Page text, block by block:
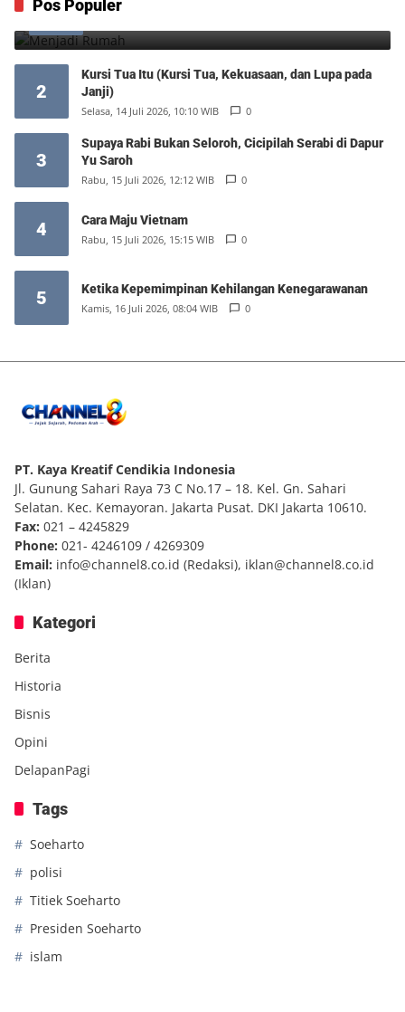
Pos Populer
1
2
Kursi Tua Itu (Kursi Tua, Kekuasaan, dan Lupa pada
Janji)
Selasa, 14 Juli 2026, 10:10 WIB 0
3
Supaya Rabi Bukan Seloroh, Cicipilah Serabi di Dapur
Yu Saroh
Rabu, 15 Juli 2026, 12:12 WIB 0
4 Cara Maju Vietnam
Rabu, 15 Juli 2026, 15:15 WIB 0
5 Ketika Kepemimpinan Kehilangan Kenegarawanan
Kamis, 16 Juli 2026, 08:04 WIB 0
PT. Kaya Kreatif Cendikia Indonesia
Jl. Gunung Sahari Raya 73 C No.17 – 18. Kel. Gn. Sahari
Selatan. Kec. Kemayoran. Jakarta Pusat. DKI Jakarta 10610.
Fax: 021 – 4245829
Phone: 021- 4246109 / 4269309
Email: info@channel8.co.id (Redaksi), iklan@channel8.co.id
(Iklan)
Kategori
Berita
Historia
Bisnis
Opini
DelapanPagi
Tags
Soeharto
polisi
Titiek Soeharto
Presiden Soeharto
islam